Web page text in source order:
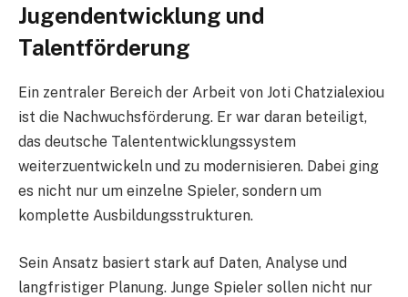
Jugendentwicklung und
Talentförderung
Ein zentraler Bereich der Arbeit von Joti Chatzialexiou
ist die Nachwuchsförderung. Er war daran beteiligt,
das deutsche Talententwicklungssystem
weiterzuentwickeln und zu modernisieren. Dabei ging
es nicht nur um einzelne Spieler, sondern um
komplette Ausbildungsstrukturen.
Sein Ansatz basiert stark auf Daten, Analyse und
langfristiger Planung. Junge Spieler sollen nicht nur